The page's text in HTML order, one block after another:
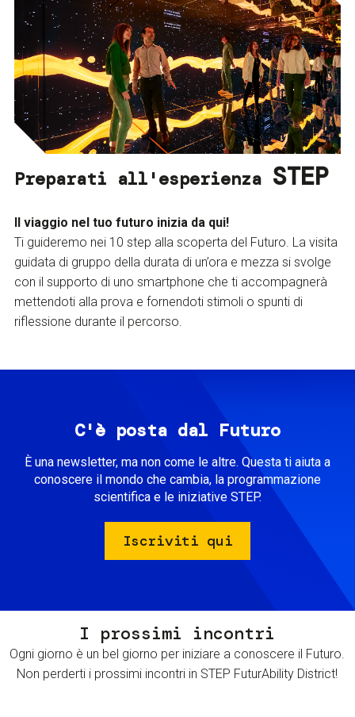
Preparati all'esperienza STEP
Il viaggio nel tuo futuro inizia da qui!
Ti guideremo nei 10 step alla scoperta del Futuro. La visita
guidata di gruppo della durata di un’ora e mezza si svolge
con il supporto di uno smartphone che ti accompagnerà
mettendoti alla prova e fornendoti stimoli o spunti di
riflessione durante il percorso.
C'è posta dal Futuro
È una newsletter, ma non come le altre. Questa ti aiuta a
conoscere il mondo che cambia, la programmazione
scientifica e le iniziative STEP.
Iscriviti qui
I prossimi incontri
Ogni giorno è un bel giorno per iniziare a conoscere il Futuro.
Non perderti i prossimi incontri in STEP FuturAbility District!